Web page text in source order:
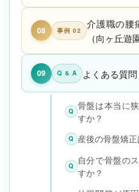
08 事例 02
介護職の腰
（向ヶ丘遊
09 Q & A よくある質問
Q
骨盤は本当に
すか？
Q 産後の骨盤矯
Q
自分で骨盤の
すか？